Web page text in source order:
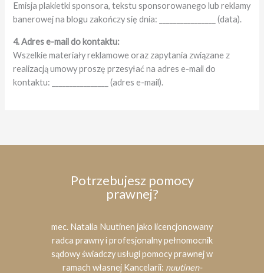
Emisja plakietki sponsora, tekstu sponsorowanego lub reklamy
banerowej na blogu zakończy się dnia: ________________ (data).
4. Adres e-mail do kontaktu:
Wszelkie materiały reklamowe oraz zapytania związane z
realizacją umowy proszę przesyłać na adres e-mail do
kontaktu: ________________ (adres e-mail).
Potrzebujesz pomocy
prawnej?
mec. Natalia Nuutinen jako licencjonowany
radca prawny i profesjonalny pełnomocnik
sądowy świadczy usługi pomocy prawnej w
ramach własnej Kancelarii: nuutinen-